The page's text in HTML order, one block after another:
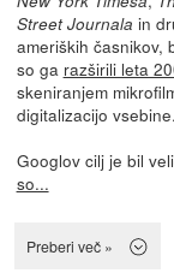
Street Journala in
ameriških časnikov,
so ga razširili leta
skeniranjem
digitalizacijo vsebine.
Googlov cilj je bil
so...
Preberi več »